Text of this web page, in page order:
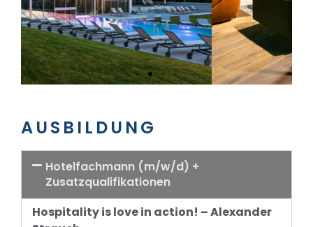
AUSBILDUNG
Hotelfachmann (m/w/d) +
Zusatzqualifikationen
Hospitality is love in action! – Alexander